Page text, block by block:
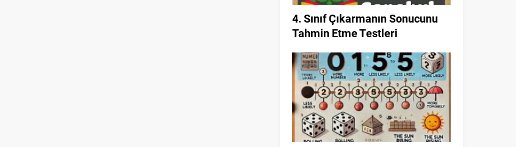
4. Sınıf Çıkarmanın Sonucunu
Tahmin Etme Testleri